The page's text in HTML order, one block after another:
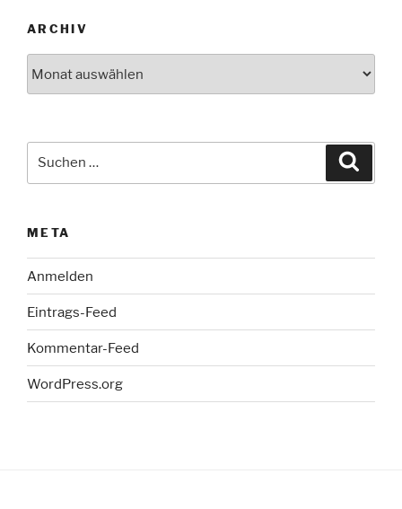
ARCHIV
META
Anmelden
Eintrags-Feed
Kommentar-Feed
WordPress.org